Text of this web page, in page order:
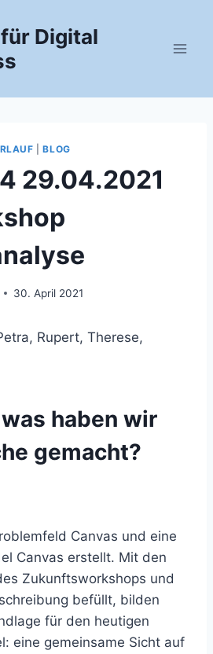
Digital
|BLOG
29.04.2021
30. April 2021
Rupert, Therese,
haben wir
gemacht?
Canvas und eine
Canvas erstellt. Mit den
Zukunftsworkshops und
befüllt, bilden
für den heutigen
eine gemeinsame Sicht auf